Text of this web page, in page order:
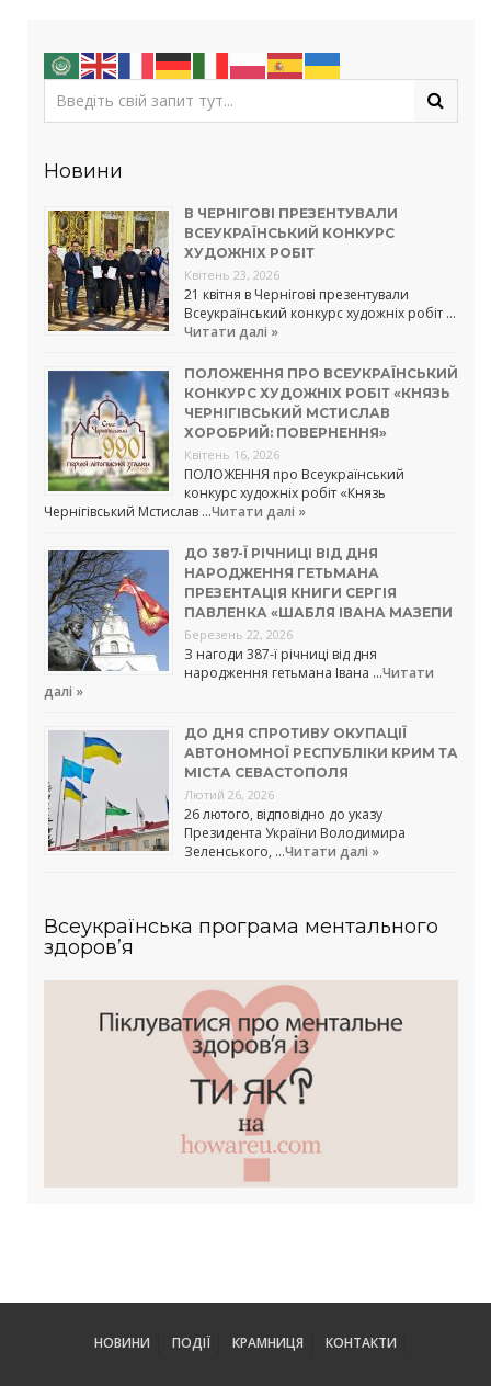
Новини
В ЧЕРНІГОВІ ПРЕЗЕНТУВАЛИ
ВСЕУКРАЇНСЬКИЙ КОНКУРС
ХУДОЖНІХ РОБІТ
Квітень 23, 2026
21 квітня в Чернігові презентували
Всеукраїнський конкурс художніх робіт …
Читати далі »
ПОЛОЖЕННЯ ПРО ВСЕУКРАЇНСЬКИЙ
КОНКУРС ХУДОЖНІХ РОБІТ «КНЯЗЬ
ЧЕРНІГІВСЬКИЙ МСТИСЛАВ
ХОРОБРИЙ: ПОВЕРНЕННЯ»
Квітень 16, 2026
ПОЛОЖЕННЯ про Всеукраїнський
конкурс художніх робіт «Князь
Чернігівський Мстислав …Читати далі »
ДО 387-Ї РІЧНИЦІ ВІД ДНЯ
НАРОДЖЕННЯ ГЕТЬМАНА
ПРЕЗЕНТАЦІЯ КНИГИ СЕРГІЯ
ПАВЛЕНКА «ШАБЛЯ ІВАНА МАЗЕПИ
Березень 22, 2026
З нагоди 387-ї річниці від дня
народження гетьмана Івана …Читати
далі »
ДО ДНЯ СПРОТИВУ ОКУПАЦІЇ
АВТОНОМНОЇ РЕСПУБЛІКИ КРИМ ТА
МІСТА СЕВАСТОПОЛЯ
Лютий 26, 2026
26 лютого, відповідно до указу
Президента України Володимира
Зеленського, …Читати далі »
Всеукраїнська програма ментального
здоров’я
НОВИНИ ПОДІЇ КРАМНИЦЯ КОНТАКТИ